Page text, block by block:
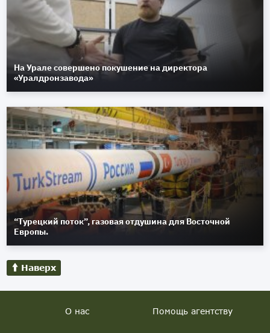
На Урале совершено покушение на директора
«Уралдронзавода»
“Турецкий поток”, газовая отдушина для Восточной
Европы.
Наверх
О нас Помощь агентству